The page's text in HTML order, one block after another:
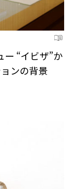
ー “イビザ”か
ンの背景